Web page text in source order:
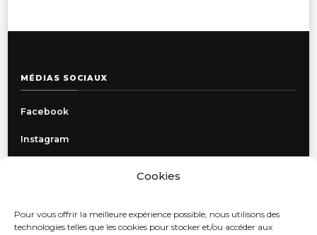
Cookies
Pour vous offrir la meilleure expérience possible, nous utilisons des
technologies telles que les cookies pour stocker et/ou accéder aux
MÉDIAS SOCIAUX
Facebook
Instagram
Politique de confidentialité